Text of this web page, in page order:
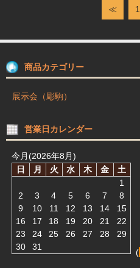
≪ 1
商品カテゴリー
展示会（彫駒）
営業日カレンダー
今月(2026年8月)
日
月 火 水 木 金
土
1
2
3 4 5 6 7
8
9
10 11 12 13 14
15
16
17 18 19 20 21
22
23
24 25 26 27 28
29
30
31
(